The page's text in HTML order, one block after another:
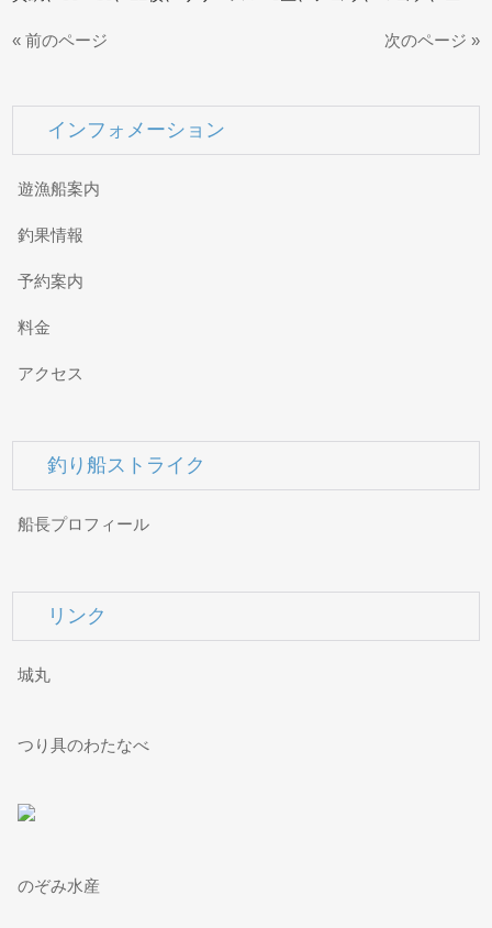
« 前のページ 次のページ »
インフォメーション
遊漁船案内
釣果情報
予約案内
料金
アクセス
釣り船ストライク
船長プロフィール
リンク
城丸
つり具のわたなべ
のぞみ水産